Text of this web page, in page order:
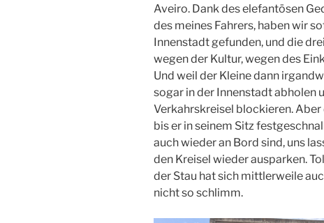
Aveiro. Dank des elefantösen
des meines Fahrers, haben wir
Innenstadt gefunden, und die
wegen der Kultur, wegen des
Und weil der Kleine dann
sogar in der Innenstadt abholen
Verkahrskreisel blockieren.
bis er in seinem Sitz
auch wieder an Bord sind, uns
den Kreisel wieder ausparken.
der Stau hat sich mittlerweile
nicht so schlimm.